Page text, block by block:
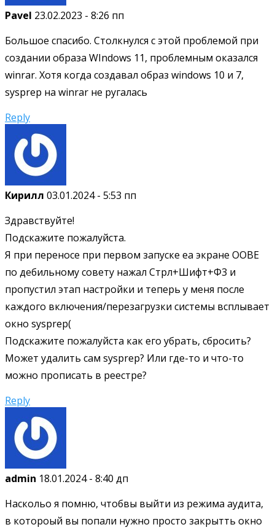
Pavel 23.02.2023 - 8:26 пп
Большое спасибо. Столкнулся с этой проблемой при
создании образа WIndows 11, проблемным оказался
winrar. Хотя когда создавал образ windows 10 и 7,
sysprep на winrar не ругалась
Reply
Кирилл 03.01.2024 - 5:53 пп
Здравствуйте!
Подскажите пожалуйста.
Я при переносе при первом запуске еа экране OOBE
по дебильному совету нажал Стрл+Шифт+Ф3 и
пропустил этап настройки и теперь у меня после
каждого включения/перезагрузки системы всплывает
окно sysprep(
Подскажите пожалуйста как его убрать, сбросить?
Может удалить сам sysprep? Или где-то и что-то
можно прописать в реестре?
Reply
admin 18.01.2024 - 8:40 дп
Наскольо я помню, чтобвы выйти из режима аудита,
в котороый вы попали нужно просто закрытть окно